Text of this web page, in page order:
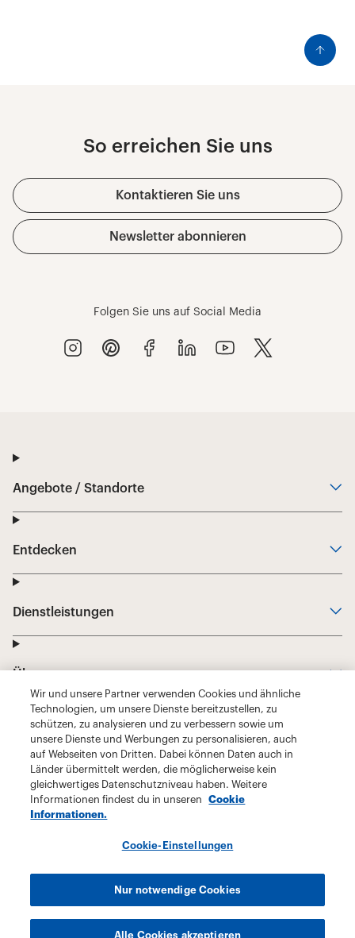
Wir und unsere Partner verwenden Cookies und ähnliche
Technologien, um unsere Dienste bereitzustellen, zu
schützen, zu analysieren und zu verbessern sowie um
unsere Dienste und Werbungen zu personalisieren, auch
auf Webseiten von Dritten. Dabei können Daten auch in
Länder übermittelt werden, die möglicherweise kein
gleichwertiges Datenschutzniveau haben. Weitere
Informationen findest du in unseren
Cookie
Informationen.
Cookie-Einstellungen
Nur notwendige Cookies
Alle Cookies akzeptieren